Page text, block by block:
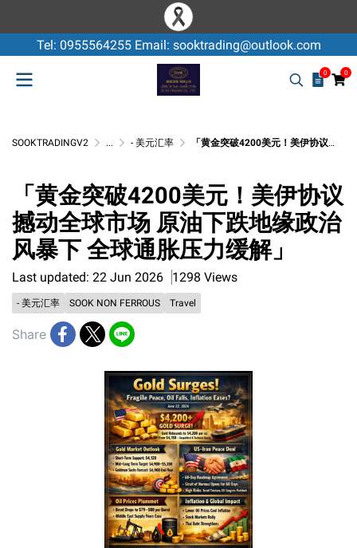
Tel: 0955564255 Email: sooktrading@outlook.com
0 0
SOOKTRADINGV2 ... - 美元汇率 「黄金突破4200美元！美伊协议撼动全球市场 原油下跌地缘政治风暴下 全球通胀压力缓解」
「黄金突破4200美元！美伊协议
撼动全球市场 原油下跌地缘政治
风暴下 全球通胀压力缓解」
Last updated: 22 Jun 2026 1298 Views
- 美元汇率 SOOK NON FERROUS Travel
Share